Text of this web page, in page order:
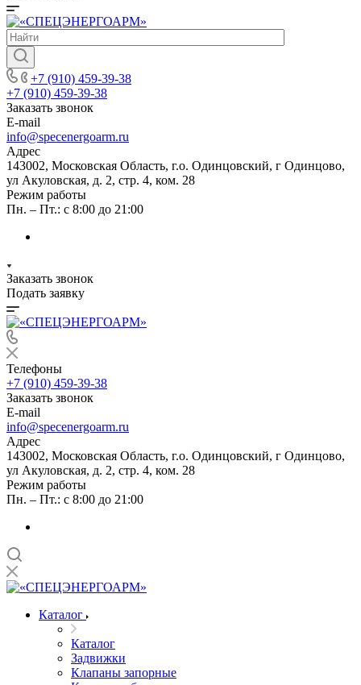
+7 (910) 459-39-38
+7 (910) 459-39-38
Заказать звонок
E-mail
info@specenergoarm.ru
Адрес
143002, Московская Область, г.о. Одинцовский, г Одинцово,
ул Акуловская, д. 2, стр. 4, ком. 28
Режим работы
Пн. – Пт.: с 8:00 до 21:00
Заказать звонок
Подать заявку
Телефоны
+7 (910) 459-39-38
Заказать звонок
E-mail
info@specenergoarm.ru
Адрес
143002, Московская Область, г.о. Одинцовский, г Одинцово,
ул Акуловская, д. 2, стр. 4, ком. 28
Режим работы
Пн. – Пт.: с 8:00 до 21:00
Каталог
Каталог
Задвижки
Клапаны запорные